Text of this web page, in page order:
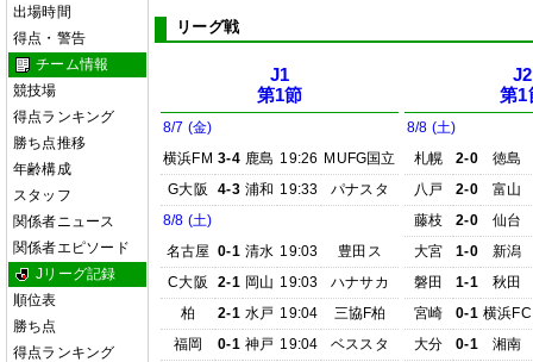
出場時間
得点・警告
チーム情報
競技場
得点ランキング
勝ち点推移
年齢構成
スタッフ
関係者ニュース
関係者エピソード
Jリーグ記録
順位表
勝ち点
得点ランキング
リーグ戦
J1
第1節
8/7 (金)
横浜FM 3-4 鹿島 19:26 MUFG国立
G大阪
4-3 浦和 19:33
パナスタ
8/8 (土)
名古屋 0-1 清水 19:03
豊田ス
C大阪
2-1 岡山 19:03
ハナサカ
柏
2-1 水戸 19:04
三協F柏
福岡
0-1 神戸 19:04
ベススタ
J2
第1
8/8 (土)
札幌
2-0
徳島
八戸
2-0
富山
藤枝
2-0
仙台
大宮
1-0
新潟
磐田
1-1
秋田
宮崎
0-1 横浜FC
大分
0-1
湘南